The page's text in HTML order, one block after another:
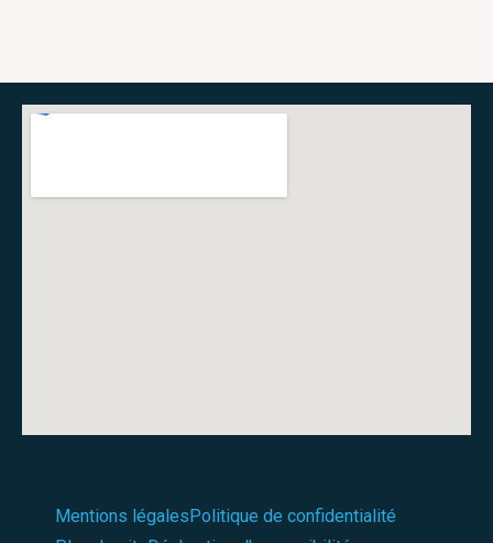
Mentions légalesPolitique de confidentialité